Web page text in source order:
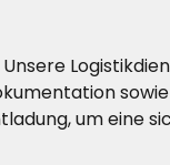
um eine